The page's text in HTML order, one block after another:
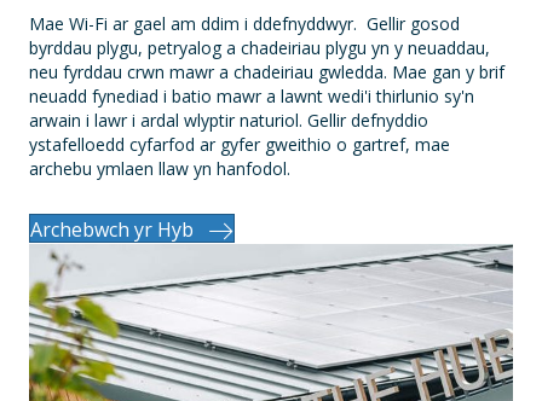
Mae Wi-Fi ar gael am ddim i ddefnyddwyr. Gellir gosod
byrddau plygu, petryalog a chadeiriau plygu yn y neuaddau,
neu fyrddau crwn mawr a chadeiriau gwledda. Mae gan y brif
neuadd fynediad i batio mawr a lawnt wedi'i thirlunio sy'n
arwain i lawr i ardal wlyptir naturiol. Gellir defnyddio
ystafelloedd cyfarfod ar gyfer gweithio o gartref, mae
archebu ymlaen llaw yn hanfodol.
Archebwch yr Hyb